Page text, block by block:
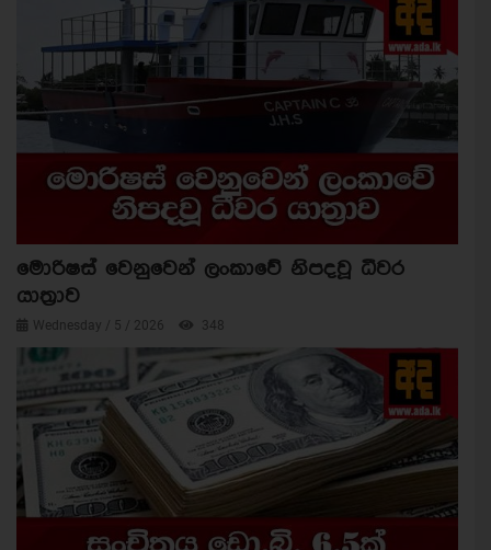
මොරිෂස් වෙනුවෙන් ලංකාවේ නිපදවූ ධීවර
යාත්‍රාව
Wednesday / 5 / 2026 348